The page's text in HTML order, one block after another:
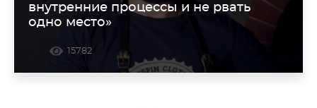
внутренние процессы и не рвать
одно место»
15782